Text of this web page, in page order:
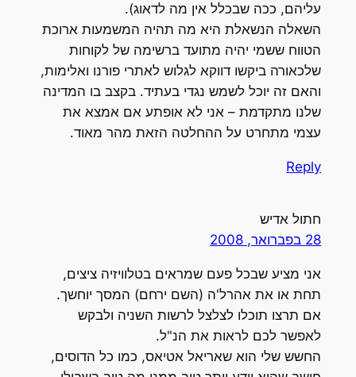
עליהם, ככה שבכלל אין מה לדאוג).
השאלה הנשאלת היא מה תהיה המשמעות ארוכת
הטווח ששמי יהיה מתועד ברשימה של לקוחות
שלכאורה ביקשו דווקא לגלוש לאתרי פורנו ואלימות,
והאם זה יוכל לשמש נגדי בעתיד. בקצב בו המדינה
שלנו מתקדמת – אני לא אופתע אם אמצא את
עצמי מתחרט על ההחלטה הזאת מהר מאוד.
Reply
חתול אדיש
28 בפברואר, 2008
אני מציע שבכל פעם שמראים בטלוויזיה ציצים,
תחת או את אהרל'ה (השם ירחם) המסך יוחשך.
אם תרצו תוכלו לצלצל לרשות השניה ולבקש
לאפשר לכם לראות את הנ"ל.
החשש שלי הוא שאריאל אטיאס, כמו כל הדוסים,